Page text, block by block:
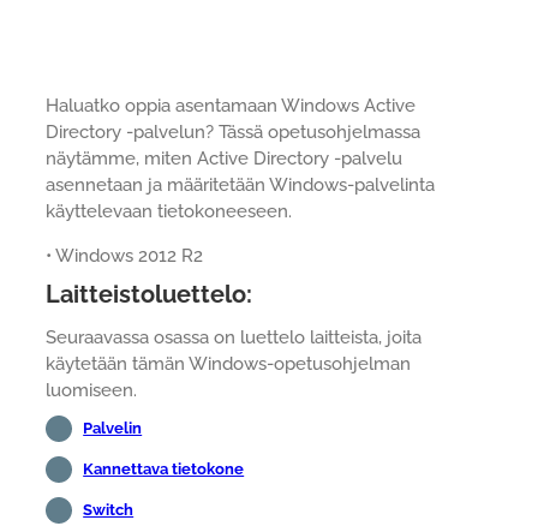
Haluatko oppia asentamaan Windows Active
Directory -palvelun? Tässä opetusohjelmassa
näytämme, miten Active Directory -palvelu
asennetaan ja määritetään Windows-palvelinta
käyttelevaan tietokoneeseen.
• Windows 2012 R2
Laitteistoluettelo:
Seuraavassa osassa on luettelo laitteista, joita
käytetään tämän Windows-opetusohjelman
luomiseen.
Palvelin
Kannettava tietokone
Switch